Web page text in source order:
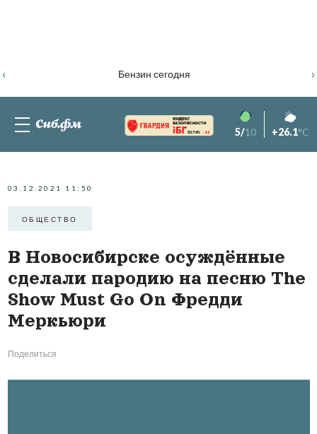
Бензин сегодня
‹ ›
82.76% -1.2 5/10 +26.1°C
03.12.2021 11:50
ОБЩЕСТВО
В Новосибирске осуждённые
сделали пародию на песню The
Show Must Go On Фредди
Меркьюри
Поделиться